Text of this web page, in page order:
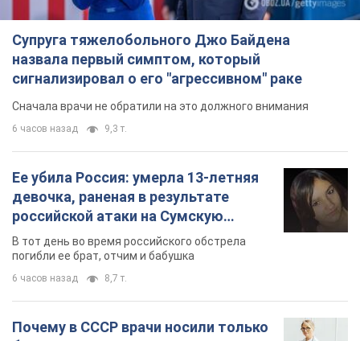
Супруга тяжелобольного Джо Байдена
назвала первый симптом, который
сигнализировал о его "агрессивном" раке
Сначала врачи не обратили на это должного внимания
6 часов назад 9,3 т.
Ее убила Россия: умерла 13-летняя
девочка, раненая в результате
российской атаки на Сумскую
область. Фото
В тот день во время российского обстрела
погибли ее брат, отчим и бабушка
6 часов назад 8,7 т.
Почему в СССР врачи носили только